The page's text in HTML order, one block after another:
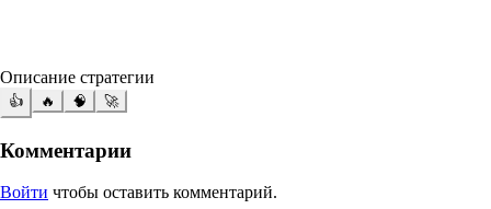
Описание стратегии
👍 🔥 🧠 🚀
Комментарии
Войти чтобы оставить комментарий.